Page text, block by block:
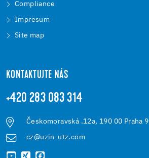
Compliance
Impresum
Site map
KONTAKTUJTE NÁS
+420 283 083 314
Českomoravská .12a, 190 00 Praha 9
cz@uzin-utz.com